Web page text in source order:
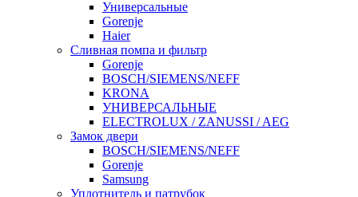
Универсальные
Gorenje
Haier
Сливная помпа и фильтр
Gorenje
BOSCH/SIEMENS/NEFF
KRONA
УНИВЕРСАЛЬНЫЕ
ELECTROLUX / ZANUSSI / AEG
Замок двери
BOSCH/SIEMENS/NEFF
Gorenje
Samsung
Уплотнитель и патрубок